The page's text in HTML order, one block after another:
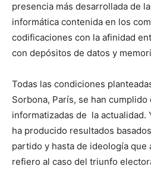
presencia más desarrollada de
informática contenida en los
codificaciones con la afinidad
con depósitos de datos y
Todas las condiciones
Sorbona, París, se han cumplido
informatizadas de la actualidad.
ha producido resultados
partido y hasta de ideología que
refiero al caso del triunfo